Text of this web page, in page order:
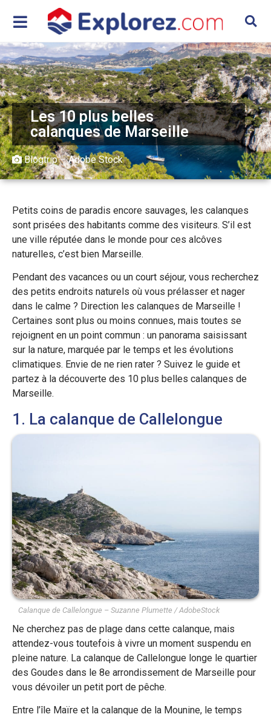
Les 10 plus belles
calanques de Marseille
Blogtrip – Adobe Stock
Petits coins de paradis encore sauvages, les calanques
sont prisées des habitants comme des visiteurs. S’il est
une ville réputée dans le monde pour ces alcôves
naturelles, c’est bien Marseille.
Pendant des vacances ou un court séjour, vous recherchez
des petits endroits naturels où vous prélasser et nager
dans le calme ? Direction les calanques de Marseille !
Certaines sont plus ou moins connues, mais toutes se
rejoignent en un point commun : un panorama saisissant
sur la nature, marquée par le temps et les évolutions
climatiques. Envie de ne rien rater ? Suivez le guide et
partez à la découverte des 10 plus belles calanques de
Marseille.
1. La calanque de Callelongue
Calanque de Callelongue – Suzanne Plumette / AdobeStock
Ne cherchez pas de plage dans cette calanque, mais
attendez-vous toutefois à vivre un moment suspendu en
pleine nature. La calanque de Callelongue longe le quartier
des Goudes dans le 8e arrondissement de Marseille pour
vous dévoiler un petit port de pêche.
Entre l’île Maïre et la calanque de la Mounine, le temps